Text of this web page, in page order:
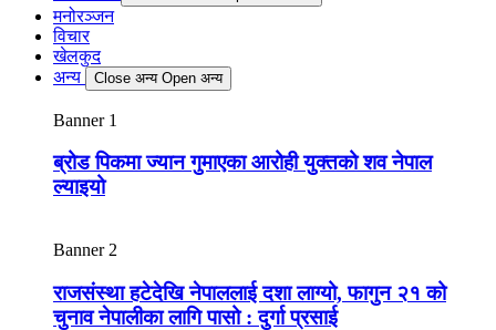
मनोरञ्जन
विचार
खेलकुद
अन्य
Close अन्य Open अन्य
Banner 1
ब्रोड पिकमा ज्यान गुमाएका आरोही युक्तको शव नेपाल
ल्याइयो
Banner 2
राजसंस्था हटेदेखि नेपाललाई दशा लाग्यो, फागुन २१ को
चुनाव नेपालीका लागि पासो : दुर्गा प्रसाई